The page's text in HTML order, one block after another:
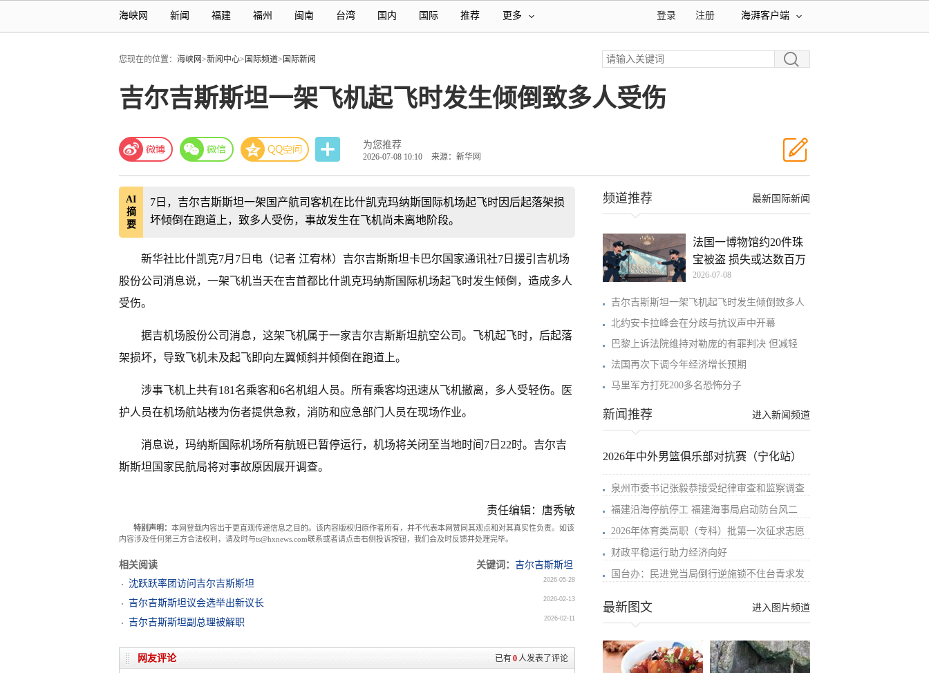
海峡网 新闻 福建 福州 闽南 台湾 国内 国际 推荐 更多 海湃客户端
注册
登录
您现在的位置： 海峡网>新闻中心> 国际频道> 国际新闻
吉尔吉斯斯坦一架飞机起飞时发生倾倒致多人受伤
为您推荐
2026-07-08 10:10 来源：新华网
AI
摘
要
7日，吉尔吉斯斯坦一架国产航司客机在比什凯克玛纳斯国际机场起飞时因后起落架损
坏倾倒在跑道上，致多人受伤，事故发生在飞机尚未离地阶段。
新华社比什凯克7月7日电（记者 江宥林）吉尔吉斯斯坦卡巴尔国家通讯社7日援引吉机场
股份公司消息说，一架飞机当天在吉首都比什凯克玛纳斯国际机场起飞时发生倾倒，造成多人
受伤。
据吉机场股份公司消息，这架飞机属于一家吉尔吉斯斯坦航空公司。飞机起飞时，后起落
架损坏，导致飞机未及起飞即向左翼倾斜并倾倒在跑道上。
涉事飞机上共有181名乘客和6名机组人员。所有乘客均迅速从飞机撤离，多人受轻伤。医
护人员在机场航站楼为伤者提供急救，消防和应急部门人员在现场作业。
消息说，玛纳斯国际机场所有航班已暂停运行，机场将关闭至当地时间7日22时。吉尔吉
斯斯坦国家民航局将对事故原因展开调查。
责任编辑：唐秀敏
特别声明： 本网登载内容出于更直观传递信息之目的。该内容版权归原作者所有，并不代表本网赞同其观点和对其真实性负责。如该
内容涉及任何第三方合法权利，请及时与ts@hxnews.com联系或者请点击右侧投诉按钮，我们会及时反馈并处理完毕。
相关阅读 关键词： 吉尔吉斯斯坦
沈跃跃率团访问吉尔吉斯斯坦
2026-05-28
吉尔吉斯斯坦议会选举出新议长 2026-02-13
吉尔吉斯斯坦副总理被解职 2026-02-11
已有0人发表了评论
网友评论
最新国际新闻
频道推荐
法国一博物馆约20件珠
宝被盗 损失或达数百万
2026-07-08
吉尔吉斯斯坦一架飞机起飞时发生倾倒致多人
北约安卡拉峰会在分歧与抗议声中开幕
巴黎上诉法院维持对勒庞的有罪判决 但减轻
法国再次下调今年经济增长预期
马里军方打死200多名恐怖分子
进入新闻频道
新闻推荐
2026年中外男篮俱乐部对抗赛（宁化站）
泉州市委书记张毅恭接受纪律审查和监察调查
福建沿海停航停工 福建海事局启动防台风二
2026年体育类高职（专科）批第一次征求志愿
财政平稳运行助力经济向好
国台办：民进党当局倒行逆施锁不住台青求发
进入图片频道
最新图文